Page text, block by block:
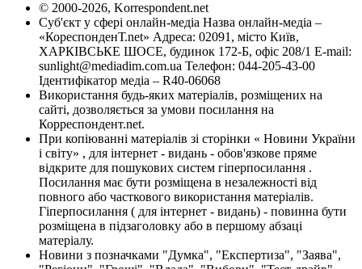
© 2000-2026, Korrespondent.net
Суб'єкт у сфері онлайн-медіа Назва онлайн-медіа –
«КореспонденТ.net» Адреса: 02091, місто Київ,
ХАРКІВСЬКЕ ШОСЕ, будинок 172-Б, офіс 208/1 E-mail:
sunlight@mediadim.com.ua Телефон: 044-205-43-00
Ідентифікатор медіа – R40-06068
Використання будь-яких матеріалів, розміщених на
сайті, дозволяється за умови посилання на
Корреспондент.net.
При копіюванні матеріалів зі сторінки « Новини України
і світу» , для інтернет - видань - обов'язкове пряме
відкрите для пошукових систем гіперпосилання .
Посилання має бути розміщена в незалежності від
повного або часткового використання матеріалів.
Гіперпосилання ( для інтернет - видань) - повинна бути
розміщена в підзаголовку або в першому абзаці
матеріалу.
Новини з позначками "Думка", "Експертиза", "Заява",